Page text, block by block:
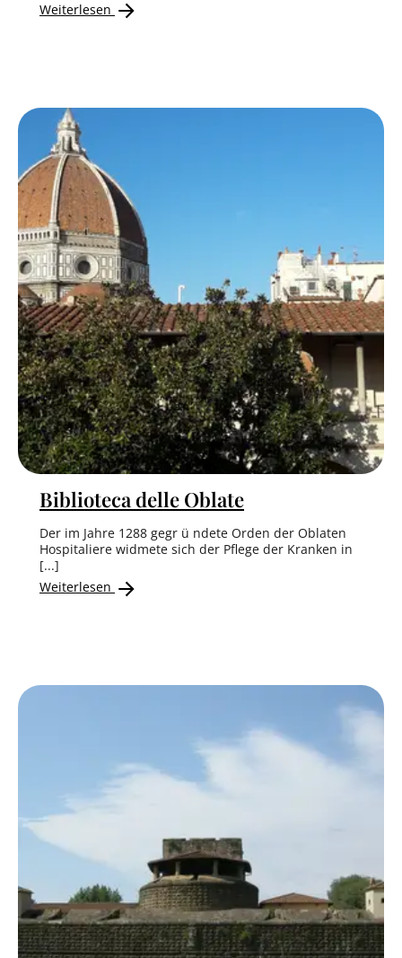
Weiterlesen
Biblioteca delle Oblate
Der im Jahre 1288 gegr ü ndete Orden der Oblaten
Hospitaliere widmete sich der Pflege der Kranken in
[...]
Weiterlesen